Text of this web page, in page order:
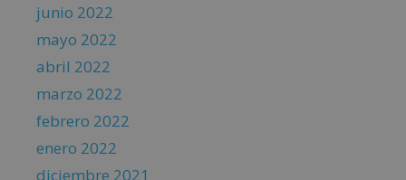
junio 2022
mayo 2022
abril 2022
marzo 2022
febrero 2022
enero 2022
diciembre 2021